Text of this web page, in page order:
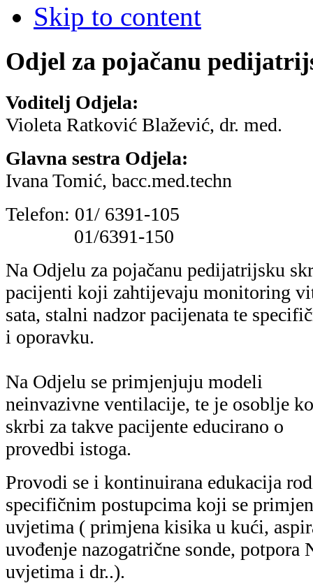
Skip to content
Odjel za pojačanu
Voditelj Odjela:
Violeta Ratković Blažević, dr. med.
Glavna sestra Odjela:
Ivana Tomić, bacc.med.techn
Telefon: 01/ 6391-105
01/6391-150
Na Odjelu za pojačanu pedijatrijsku
pacijenti koji zahtijevaju monitoring
sata, stalni nadzor pacijenata te
i oporavku.
Na Odjelu se primjenjuju modeli
neinvazivne ventilacije, te je osoblje
skrbi za takve pacijente educirano o
provedbi istoga.
Provodi se i kontinuirana edukacija
specifičnim postupcima koji se
uvjetima ( primjena kisika u kući,
uvođenje nazogatrične sonde,
uvjetima i dr..).